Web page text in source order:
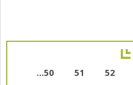
Paginación
Page
…50 Page
51 Page
52